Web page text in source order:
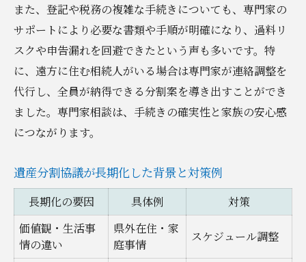
また、登記や税務の複雑な手続きについても、専門家の
サポートにより必要な書類や手順が明確になり、過料リ
スクや申告漏れを回避できたという声も多いです。特
に、遠方に住む相続人がいる場合は専門家が連絡調整を
代行し、全員が納得できる分割案を導き出すことができ
ました。専門家相談は、手続きの確実性と家族の安心感
につながります。
遺産分割協議が長期化した背景と対策例
長期化の要因 具体例
対策
価値観・生活事
情の違い
県外在住・家
庭事情
スケジュール調整